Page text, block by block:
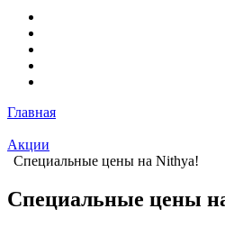
Главная
Акции
Специальные цены на Nithya!
Специальные цены